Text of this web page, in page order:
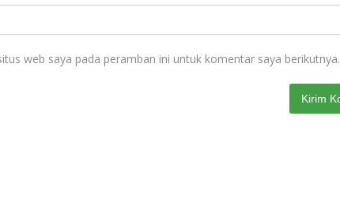
web saya pada peramban ini untuk komentar saya berikutnya.